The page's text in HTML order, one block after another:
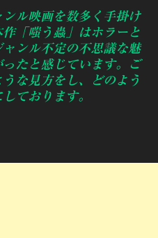
ル映画を数多く手掛け
「嗤う蟲」はホラーと
ンル不定の不思議な魅
たと感じています。ご
な見方をし、どのよう
ております。